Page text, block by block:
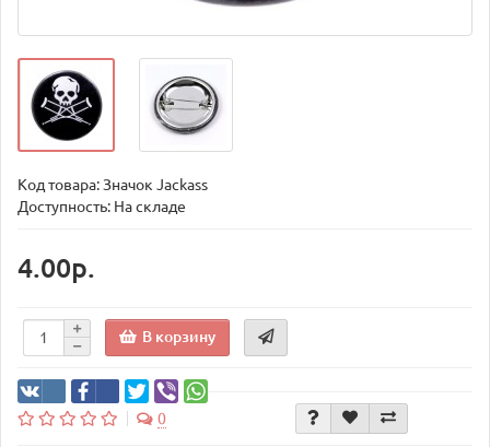
Код товара:Значок Jackass
Доступность: На складе
4.00р.
В корзину
0